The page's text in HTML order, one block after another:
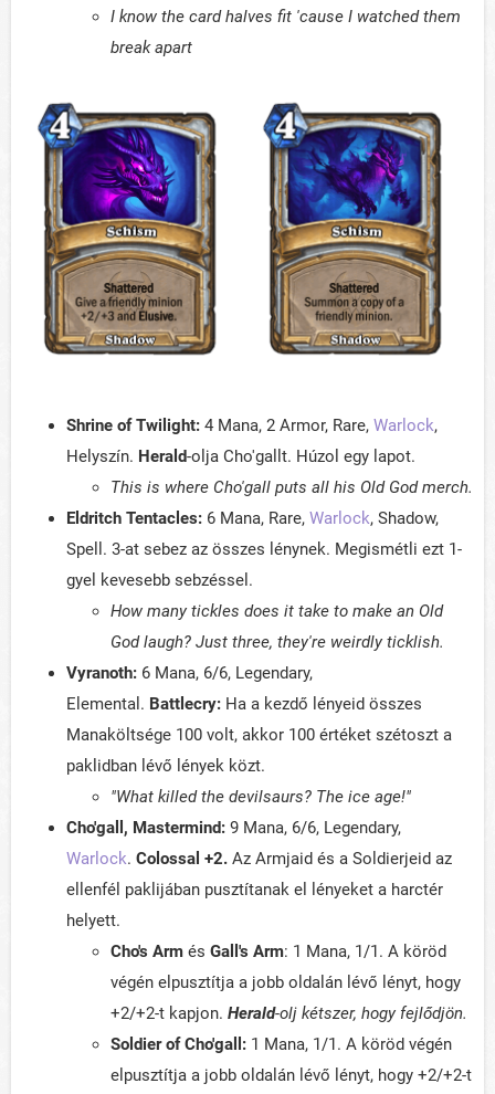
I know the card halves fit 'cause I watched them
break apart
Shrine of Twilight: 4 Mana, 2 Armor, Rare, Warlock,
Helyszín. Herald-olja Cho'gallt. Húzol egy lapot.
This is where Cho'gall puts all his Old God merch.
Eldritch Tentacles: 6 Mana, Rare, Warlock, Shadow,
Spell. 3-at sebez az összes lénynek. Megismétli ezt 1-
gyel kevesebb sebzéssel.
How many tickles does it take to make an Old
God laugh? Just three, they're weirdly ticklish.
Vyranoth: 6 Mana, 6/6, Legendary,
Elemental. Battlecry: Ha a kezdő lényeid összes
Manaköltsége 100 volt, akkor 100 értéket szétoszt a
paklidban lévő lények közt.
"What killed the devilsaurs? The ice age!"
Cho'gall, Mastermind: 9 Mana, 6/6, Legendary,
Warlock. Colossal +2. Az Armjaid és a Soldierjeid az
ellenfél paklijában pusztítanak el lényeket a harctér
helyett.
Cho's Arm és Gall's Arm: 1 Mana, 1/1. A köröd
végén elpusztítja a jobb oldalán lévő lényt, hogy
+2/+2-t kapjon. Herald-olj kétszer, hogy fejlődjön.
Soldier of Cho'gall: 1 Mana, 1/1. A köröd végén
elpusztítja a jobb oldalán lévő lényt, hogy +2/+2-t